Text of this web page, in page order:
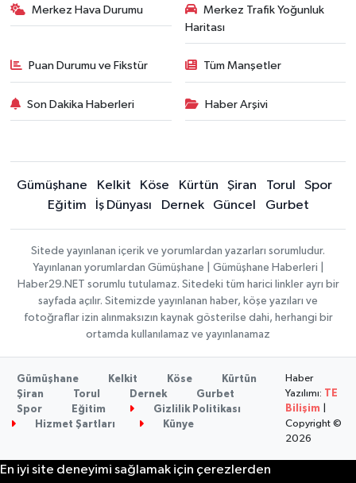
Merkez Hava Durumu
Merkez Trafik Yoğunluk
Haritası
Puan Durumu ve Fikstür Tüm Manşetler
Son Dakika Haberleri Haber Arşivi
Gümüşhane Kelkit Köse Kürtün Şiran Torul
Spor
Eğitim
İş Dünyası Dernek Güncel Gurbet
Sitede yayınlanan içerik ve yorumlardan yazarları sorumludur.
Yayınlanan yorumlardan Gümüşhane | Gümüşhane Haberleri |
Haber29.NET sorumlu tutulamaz. Sitedeki tüm harici linkler ayrı bir
sayfada açılır. Sitemizde yayınlanan haber, köşe yazıları ve
fotoğraflar izin alınmaksızın kaynak gösterilse dahi, herhangi bir
ortamda kullanılamaz ve yayınlanamaz
Gümüşhane Kelkit Köse
Kürtün
Şiran
Torul Dernek
Gurbet
Spor
Eğitim
Gizlilik Politikası
Hizmet Şartları
Künye
Haber
Yazılımı:
TE
Bilişim
Copyright ©
2026
En iyi site deneyimi sağlamak için çerezlerden